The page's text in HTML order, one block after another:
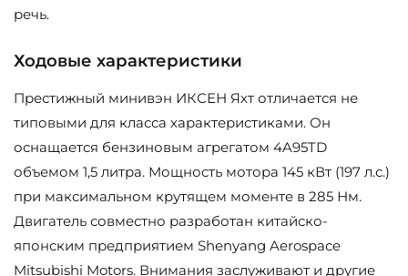
речь.
Ходовые характеристики
Престижный минивэн ИКСЕН Яхт отличается не
типовыми для класса характеристиками. Он
оснащается бензиновым агрегатом 4A95TD
объемом 1,5 литра. Мощность мотора 145 кВт (197 л.с.)
при максимальном крутящем моменте в 285 Нм.
Двигатель совместно разработан китайско-
японским предприятием Shenyang Aerospace
Mitsubishi Motors. Внимания заслуживают и другие